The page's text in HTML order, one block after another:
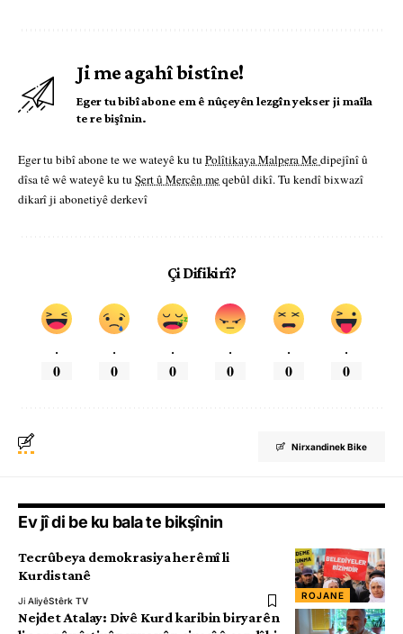
Ji me agahî bistîne!
Eger tu bibî abone em ê nûçeyên lezgîn yekser ji maîla
te re bişînin.
Eger tu bibî abone te we wateyê ku tu Polîtikaya Malpera Medipejînî û
dîsa tê wê wateyê ku tu Şert û Mercên meqebûl dikî. Tu kendî bixwazî
dikarî ji abonetiyê derkevî
Çi Difikirî?
.
0
.
0
.
0
.
0
.
0
.
0
Nirxandinek Bike
Ev jî di be ku bala te bikşînin
ROJANE
Tecrûbeya demokrasiya herêmî li
Kurdistanê
Ji AliyêStêrk TV
Nejdet Atalay: Divê Kurd karibin biryarên